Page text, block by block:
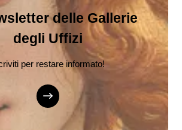
delle Gallerie
degli Uffizi
per restare informato!